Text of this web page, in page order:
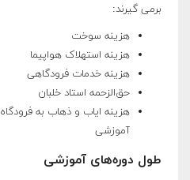
برمی گیرند:
هزینه سوخت
هزینه استهلاک هواپیما
هزینه خدمات فرودگاهی
حق‌الزحمه استاد خلبان
هزینه ایاب و ذهاب به فرودگاه
آموزشی
طول دوره‌های آموزشی